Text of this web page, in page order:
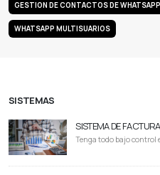
GESTION DE CONTACTOS DE WHATSAPP
WHATSAPP MULTISUARIOS
SISTEMAS
SISTEMA DE
Tenga todo bajo control